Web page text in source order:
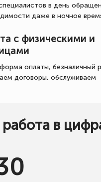
в день
даже в ночное
с физическими и
оплаты, безналичный
договоры, обслуживаем
в